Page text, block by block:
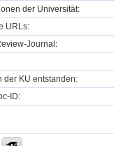
der Universität:
URLs:
Journal:
der KU entstanden:
ID: